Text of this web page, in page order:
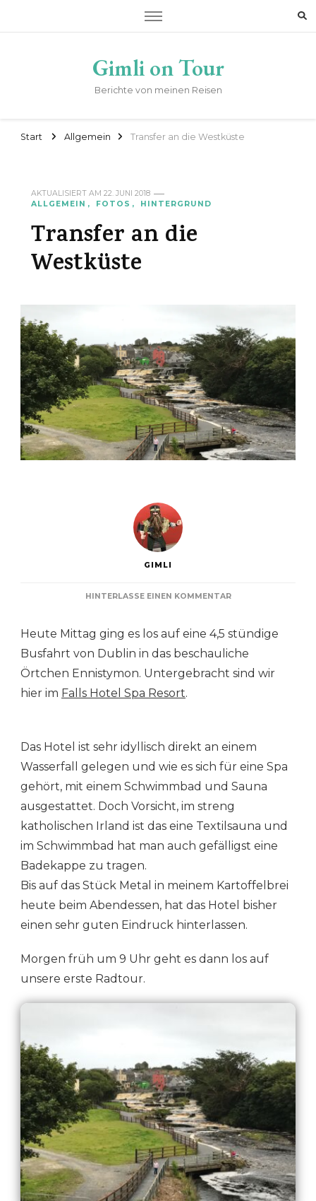
Gimli on Tour
Berichte von meinen Reisen
Start Allgemein Transfer an die Westküste
AKTUALISIERT AM 22. JUNI 2018
ALLGEMEIN
FOTOS HINTERGRUND
Transfer an die
Westküste
GIMLI
HINTERLASSE EINEN KOMMENTARZU
DIE
Heute Mittag ging es los auf eine 4,5 stündige
Busfahrt von Dublin in das beschauliche
Örtchen Ennistymon. Untergebracht sind wir
hier im Falls Hotel Spa Resort.
Das Hotel ist sehr idyllisch direkt an einem
Wasserfall gelegen und wie es sich für eine Spa
gehört, mit einem Schwimmbad und Sauna
ausgestattet. Doch Vorsicht, im streng
katholischen Irland ist das eine Textilsauna und
im Schwimmbad hat man auch gefälligst eine
Badekappe zu tragen.
Bis auf das Stück Metal in meinem Kartoffelbrei
heute beim Abendessen, hat das Hotel bisher
einen sehr guten Eindruck hinterlassen.
Morgen früh um 9 Uhr geht es dann los auf
unsere erste Radtour.